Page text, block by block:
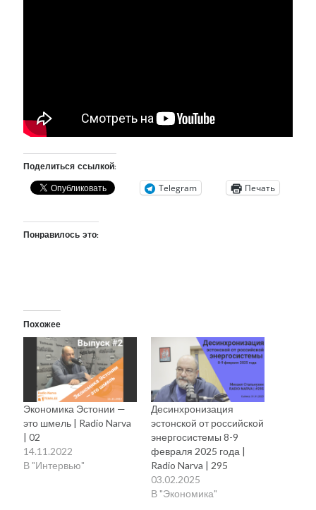
Отзывы и предложения по блогу:
anton.stalnuhhin@gmail.com
Поделиться ссылкой:
Telegram Печать
Понравилось это:
Похожее
Экономика Эстонии —
это шмель | Radio Narva
| 02
14.11.2022
В "Интервью"
Десинхронизация
эстонской от российской
энергосистемы 8-9
февраля 2025 года |
Radio Narva | 295
03.02.2025
В "Экономика"